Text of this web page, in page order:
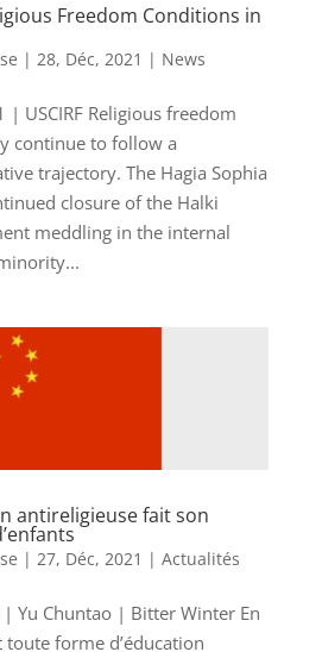
Freedom Conditions in
| 28, Déc, 2021 | News
| USCIRF Religious freedom
continue to follow a
trajectory. The Hagia Sophia
closure of the Halki
meddling in the internal
antireligieuse fait son
| 27, Déc, 2021 | Actualités
Yu Chuntao | Bitter Winter En
forme d’éducation